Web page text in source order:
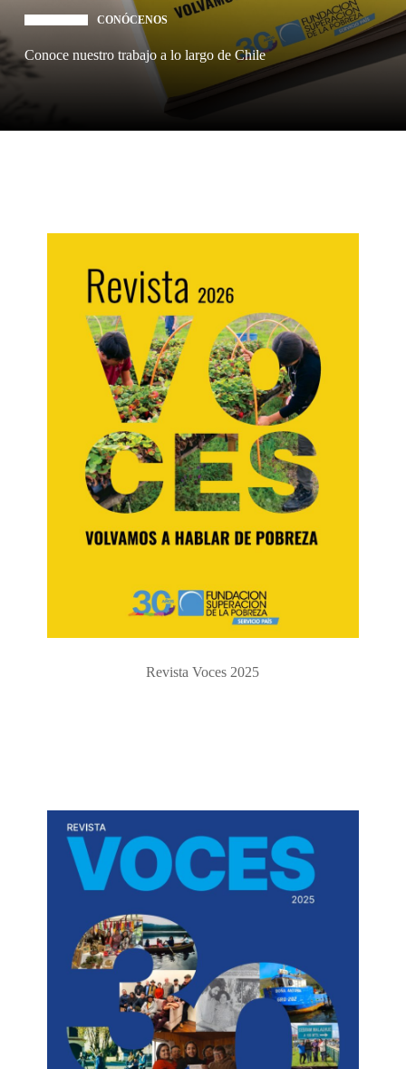
CONÓCENOS
Conoce nuestro trabajo a lo largo de Chile
Revista Voces 2025